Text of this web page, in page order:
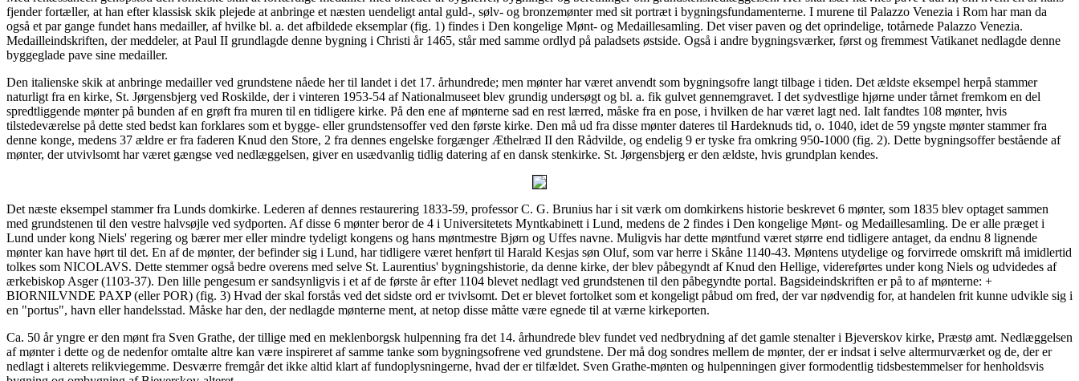
fjender fortæller, at han efter klassisk skik plejede at anbringe et næsten uendeligt antal guld-, sølv- og bronzemønter med sit portræt i bygningsfundamenterne. I murene til Palazzo Venezia i Rom har man da
også et par gange fundet hans medailler, af hvilke bl. a. det afbildede eksemplar (fig. 1) findes i Den kongelige Mønt- og Medaillesamling. Det viser paven og det oprindelige, totårnede Palazzo Venezia.
Medailleindskriften, der meddeler, at Paul II grundlagde denne bygning i Christi år 1465, står med samme ordlyd på paladsets østside. Også i andre bygningsværker, først og fremmest Vatikanet nedlagde denne
byggeglade pave sine medailler.
Den italienske skik at anbringe medailler ved grundstene nåede her til landet i det 17. århundrede; men mønter har været anvendt som bygningsofre langt tilbage i tiden. Det ældste eksempel herpå stammer
naturligt fra en kirke, St. Jørgensbjerg ved Roskilde, der i vinteren 1953-54 af Nationalmuseet blev grundig undersøgt og bl. a. fik gulvet gennemgravet. I det sydvestlige hjørne under tårnet fremkom en del
spredtliggende mønter på bunden af en grøft fra muren til en tidligere kirke. På den ene af mønterne sad en rest lærred, måske fra en pose, i hvilken de har været lagt ned. Ialt fandtes 108 mønter, hvis
tilstedeværelse på dette sted bedst kan forklares som et bygge- eller grundstensoffer ved den første kirke. Den må ud fra disse mønter dateres til Hardeknuds tid, o. 1040, idet de 59 yngste mønter stammer fra
denne konge, medens 37 ældre er fra faderen Knud den Store, 2 fra dennes engelske forgænger Æthelræd II den Rådvilde, og endelig 9 er tyske fra omkring 950-1000 (fig. 2). Dette bygningsoffer bestående af
mønter, der utvivlsomt har været gængse ved nedlæggelsen, giver en usædvanlig tidlig datering af en dansk stenkirke. St. Jørgensbjerg er den ældste, hvis grundplan kendes.
Det næste eksempel stammer fra Lunds domkirke. Lederen af dennes restaurering 1833-59, professor C. G. Brunius har i sit værk om domkirkens historie beskrevet 6 mønter, som 1835 blev optaget sammen
med grundstenen til den vestre halvsøjle ved sydporten. Af disse 6 mønter beror de 4 i Universitetets Myntkabinett i Lund, medens de 2 findes i Den kongelige Mønt- og Medaillesamling. De er alle præget i
Lund under kong Niels' regering og bærer mer eller mindre tydeligt kongens og hans møntmestre Bjørn og Uffes navne. Muligvis har dette møntfund været større end tidligere antaget, da endnu 8 lignende
mønter kan have hørt til det. En af de mønter, der befinder sig i Lund, har tidligere været henført til Harald Kesjas søn Oluf, som var herre i Skåne 1140-43. Møntens utydelige og forvirrede omskrift må imidlertid
tolkes som NICOLAVS. Dette stemmer også bedre overens med selve St. Laurentius' bygningshistorie, da denne kirke, der blev påbegyndt af Knud den Hellige, videreførtes under kong Niels og udvidedes af
ærkebiskop Asger (1103-37). Den lille pengesum er sandsynligvis i et af de første år efter 1104 blevet nedlagt ved grundstenen til den påbegyndte portal. Bagsideindskriften er på to af mønterne: +
BIORNILVNDE PAXP (eller POR) (fig. 3) Hvad der skal forstås ved det sidste ord er tvivlsomt. Det er blevet fortolket som et kongeligt påbud om fred, der var nødvendig for, at handelen frit kunne udvikle sig i
en "portus", havn eller handelsstad. Måske har den, der nedlagde mønterne ment, at netop disse måtte være egnede til at værne kirkeporten.
Ca. 50 år yngre er den mønt fra Sven Grathe, der tillige med en meklenborgsk hulpenning fra det 14. århundrede blev fundet ved nedbrydning af det gamle stenalter i Bjeverskov kirke, Præstø amt. Nedlæggelsen
af mønter i dette og de nedenfor omtalte altre kan være inspireret af samme tanke som bygningsofrene ved grundstene. Der må dog sondres mellem de mønter, der er indsat i selve altermurværket og de, der er
nedlagt i alterets relikviegemme. Desværre fremgår det ikke altid klart af fundoplysningerne, hvad der er tilfældet. Sven Grathe-mønten og hulpenningen giver formodentlig tidsbestemmelser for henholdsvis